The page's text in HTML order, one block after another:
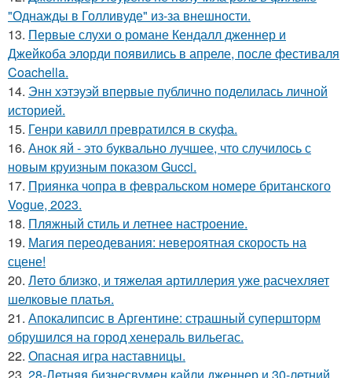
"Однажды в Голливуде" из-за внешности.
13. Первые слухи о романе Кендалл дженнер и
Джейкоба элорди появились в апреле, после фестиваля
Coachella.
14. Энн хэтэуэй впервые публично поделилась личной
историей.
15. Генри кавилл превратился в скуфа.
16. Анок яй - это буквально лучшее, что случилось с
новым круизным показом Gucci.
17. Приянка чопра в февральском номере британского
Vogue, 2023.
18. Пляжный стиль и летнее настроение.
19. Магия переодевания: невероятная скорость на
сцене!
20. Лето близко, и тяжелая артиллерия уже расчехляет
шелковые платья.
21. Апокалипсис в Аргентине: страшный супершторм
обрушился на город хенераль вильегас.
22. Опасная игра наставницы.
23. 28-Летняя бизнесвумен кайли дженнер и 30-летний